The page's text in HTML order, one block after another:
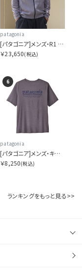
patagonia
[パタゴニア]メンズ・R1 エア・ジャケット
￥23,650(税込)
6
patagonia
[パタゴニア]メンズ・キャプリーン・クール・デイリー・シャツ（ハット・トリッパー）
￥8,250(税込)
ランキングをもっと見る>>